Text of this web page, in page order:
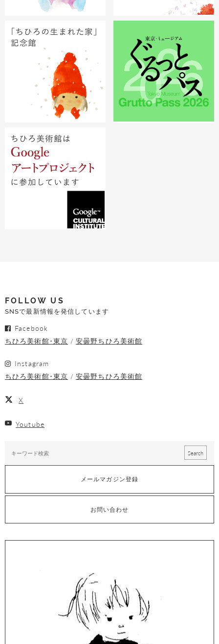
FOLLOW US
SNSで最新情報を発信しています
Facebook
ちひろ美術館･東京
安曇野ちひろ美術館
Instagram
ちひろ美術館･東京
安曇野ちひろ美術館
X
Youtube
メールマガジン登録
お問い合わせ